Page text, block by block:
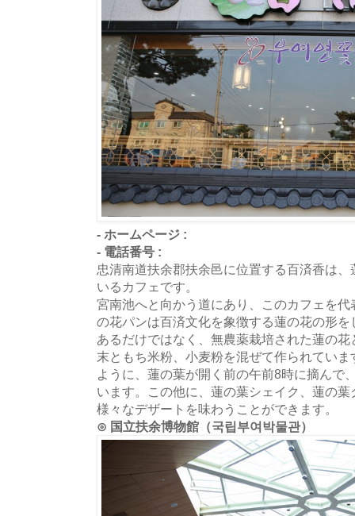
- ホームページ :
- 電話番号 :
忠清南道扶余郡扶余邑に位置する百済香は
いるカフェです。
宮南池へと向かう道にあり、このカフェを
の花パンは百済文化を象徴する蓮の花の形
あるだけではなく、無農薬栽培された蓮の
末ともち米粉、小麦粉を混ぜて作られてい
ように、蓮の葉が開く前の午前8時に摘んで
います。この他に、蓮の葉シェイク、蓮の
様々なデザートを味わうことができます。
⊙ 国立扶余博物館（국립부여박물관）